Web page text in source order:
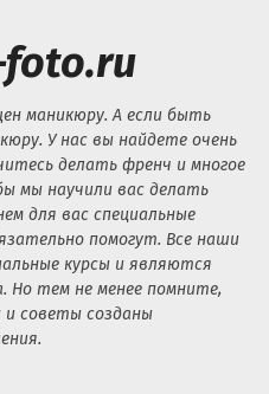
маникюру. А если быть
У нас вы найдете очень
делать френч и многое
мы научили вас делать
для вас специальные
помогут. Все наши
курсы и являются
Но тем не менее помните,
советы созданы